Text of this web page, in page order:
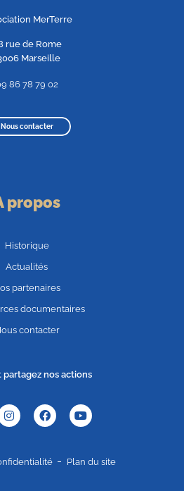
MerTerre
rue de Rome
Marseille
86 78 79 02
Nous contacter
propos
Historique
Actualités
partenaires
documentaires
contacter
partagez nos actions
Plan du site